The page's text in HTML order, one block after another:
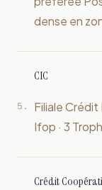
dense en
5.
CIC
Filiale
Ifop · 3
Crédit